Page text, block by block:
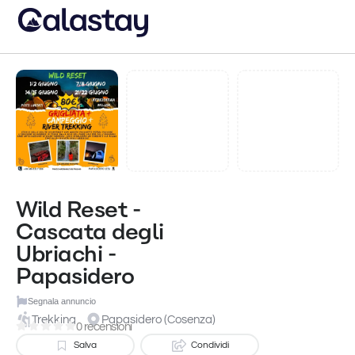
Wild Reset -
Cascata degli
Ubriachi -
Papasidero
Segnala annuncio
Trekking Papasidero (Cosenza)
0 recensioni
Salva Condividi